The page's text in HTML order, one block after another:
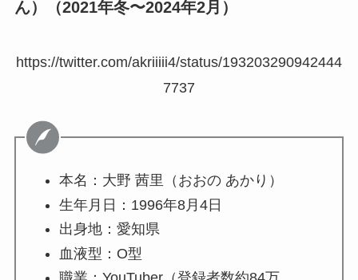
ん）（2021年冬〜2024年2月）
https://twitter.com/akriiiii4/status/193203290942444
7737
本名：大野 茜里（おおの あかり）
生年月日：1996年8月4日
出身地：愛知県
血液型：O型